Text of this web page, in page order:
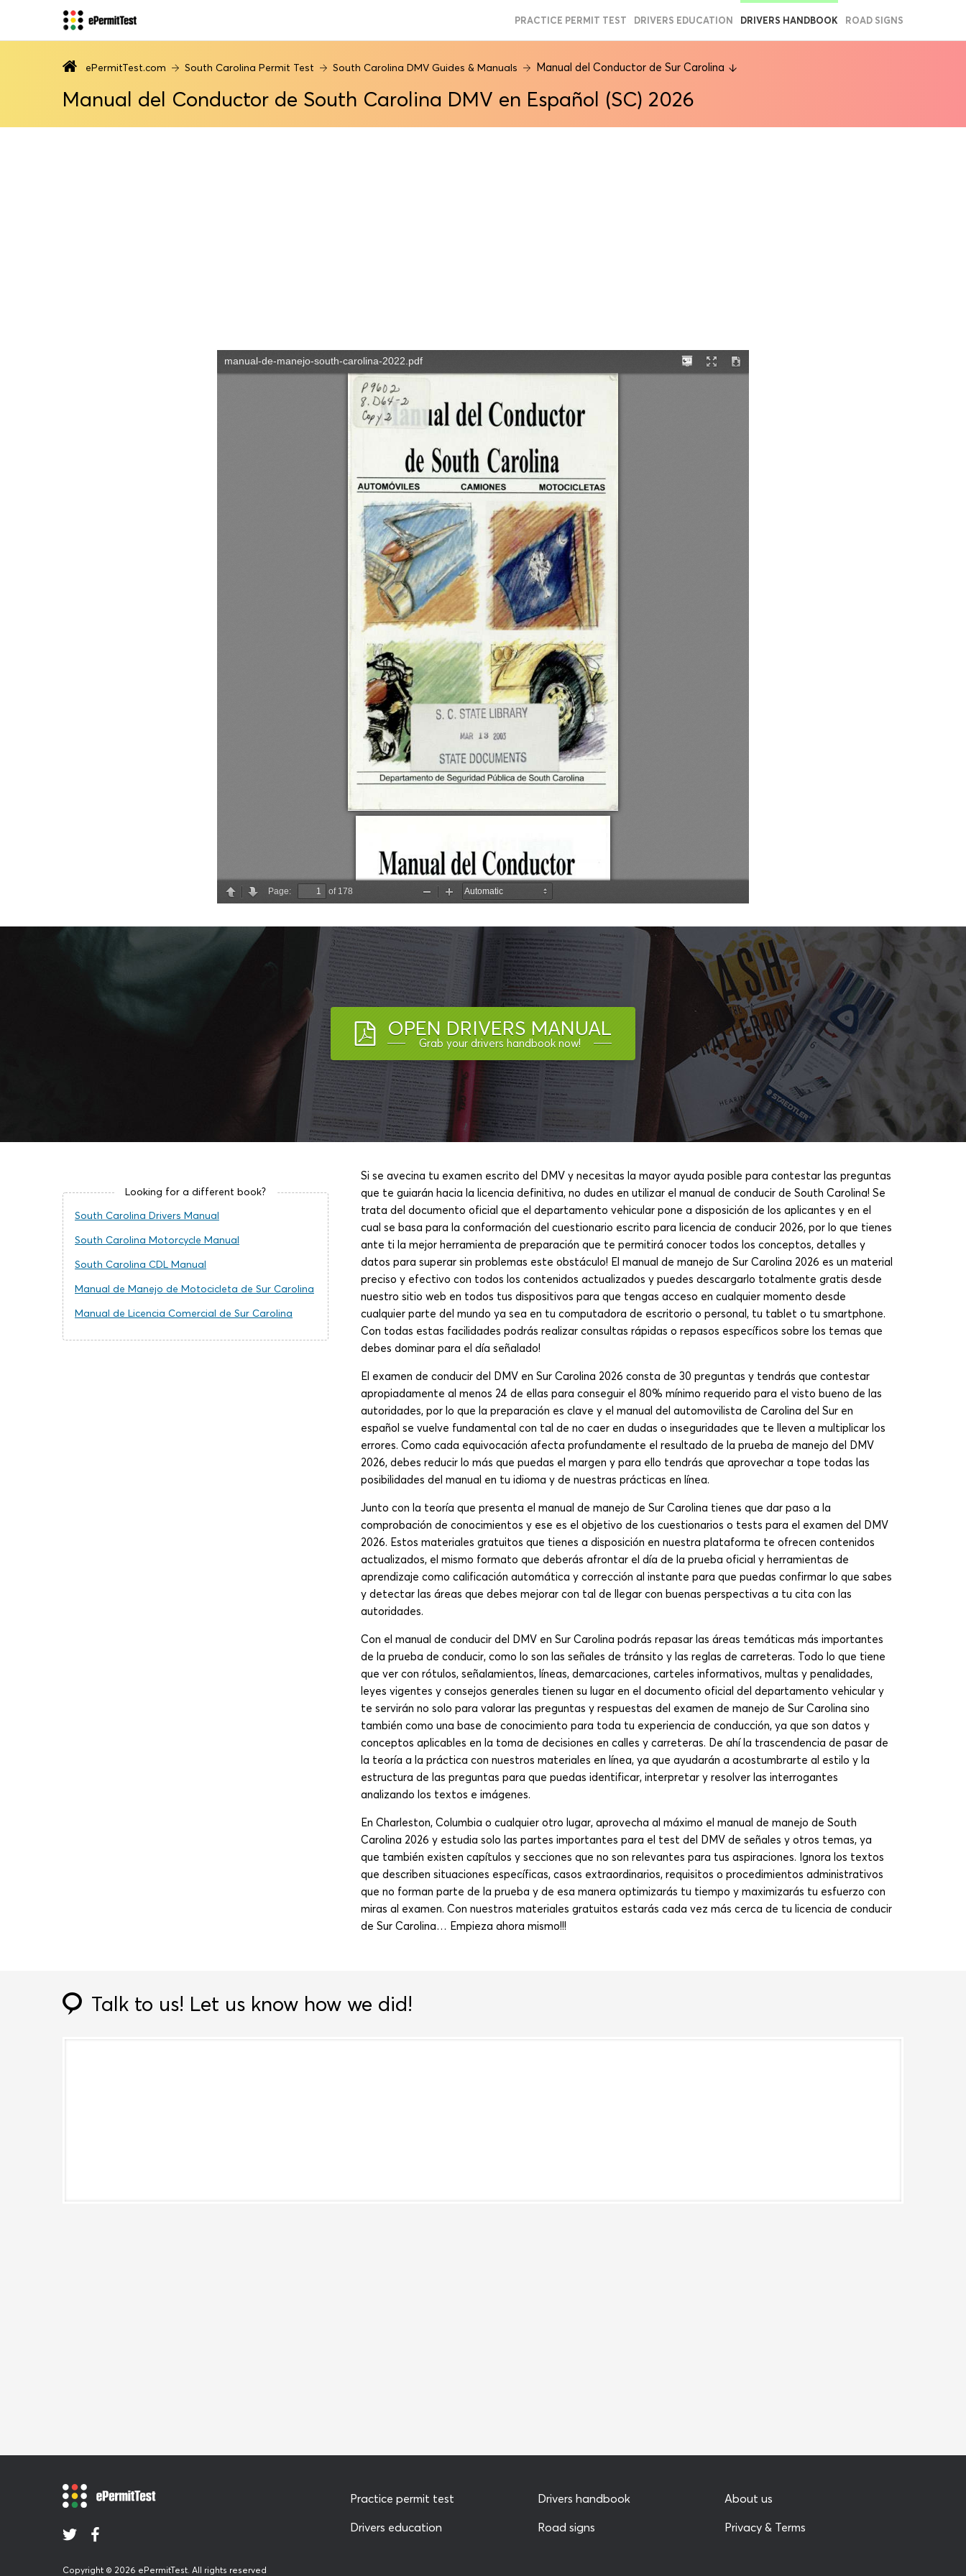
PRACTICE PERMIT TEST DRIVERS EDUCATION DRIVERS HANDBOOK ROAD SIGNS
ePermitTest.com South Carolina Permit Test South Carolina DMV Guides & Manuals Manual del Conductor de Sur Carolina
Manual del Conductor de South Carolina DMV en Español (SC) 2026
OPEN DRIVERS MANUAL
Grab your drivers handbook now!
Looking for a different book?
South Carolina Drivers Manual
South Carolina Motorcycle Manual
South Carolina CDL Manual
Manual de Manejo de Motocicleta de Sur Carolina
Manual de Licencia Comercial de Sur Carolina
Si se avecina tu examen escrito del DMV y necesitas la mayor ayuda posible para contestar las preguntas
que te guiarán hacia la licencia definitiva, no dudes en utilizar el manual de conducir de South Carolina! Se
trata del documento oficial que el departamento vehicular pone a disposición de los aplicantes y en el
cual se basa para la conformación del cuestionario escrito para licencia de conducir 2026, por lo que tienes
ante ti la mejor herramienta de preparación que te permitirá conocer todos los conceptos, detalles y
datos para superar sin problemas este obstáculo! El manual de manejo de Sur Carolina 2026 es un material
preciso y efectivo con todos los contenidos actualizados y puedes descargarlo totalmente gratis desde
nuestro sitio web en todos tus dispositivos para que tengas acceso en cualquier momento desde
cualquier parte del mundo ya sea en tu computadora de escritorio o personal, tu tablet o tu smartphone.
Con todas estas facilidades podrás realizar consultas rápidas o repasos específicos sobre los temas que
debes dominar para el día señalado!
El examen de conducir del DMV en Sur Carolina 2026 consta de 30 preguntas y tendrás que contestar
apropiadamente al menos 24 de ellas para conseguir el 80% mínimo requerido para el visto bueno de las
autoridades, por lo que la preparación es clave y el manual del automovilista de Carolina del Sur en
español se vuelve fundamental con tal de no caer en dudas o inseguridades que te lleven a multiplicar los
errores. Como cada equivocación afecta profundamente el resultado de la prueba de manejo del DMV
2026, debes reducir lo más que puedas el margen y para ello tendrás que aprovechar a tope todas las
posibilidades del manual en tu idioma y de nuestras prácticas en línea.
Junto con la teoría que presenta el manual de manejo de Sur Carolina tienes que dar paso a la
comprobación de conocimientos y ese es el objetivo de los cuestionarios o tests para el examen del DMV
2026. Estos materiales gratuitos que tienes a disposición en nuestra plataforma te ofrecen contenidos
actualizados, el mismo formato que deberás afrontar el día de la prueba oficial y herramientas de
aprendizaje como calificación automática y corrección al instante para que puedas confirmar lo que sabes
y detectar las áreas que debes mejorar con tal de llegar con buenas perspectivas a tu cita con las
autoridades.
Con el manual de conducir del DMV en Sur Carolina podrás repasar las áreas temáticas más importantes
de la prueba de conducir, como lo son las señales de tránsito y las reglas de carreteras. Todo lo que tiene
que ver con rótulos, señalamientos, líneas, demarcaciones, carteles informativos, multas y penalidades,
leyes vigentes y consejos generales tienen su lugar en el documento oficial del departamento vehicular y
te servirán no solo para valorar las preguntas y respuestas del examen de manejo de Sur Carolina sino
también como una base de conocimiento para toda tu experiencia de conducción, ya que son datos y
conceptos aplicables en la toma de decisiones en calles y carreteras. De ahí la trascendencia de pasar de
la teoría a la práctica con nuestros materiales en línea, ya que ayudarán a acostumbrarte al estilo y la
estructura de las preguntas para que puedas identificar, interpretar y resolver las interrogantes
analizando los textos e imágenes.
En Charleston, Columbia o cualquier otro lugar, aprovecha al máximo el manual de manejo de South
Carolina 2026 y estudia solo las partes importantes para el test del DMV de señales y otros temas, ya
que también existen capítulos y secciones que no son relevantes para tus aspiraciones. Ignora los textos
que describen situaciones específicas, casos extraordinarios, requisitos o procedimientos administrativos
que no forman parte de la prueba y de esa manera optimizarás tu tiempo y maximizarás tu esfuerzo con
miras al examen. Con nuestros materiales gratuitos estarás cada vez más cerca de tu licencia de conducir
de Sur Carolina… Empieza ahora mismo!!!
Talk to us! Let us know how we did!
Copyright © 2026 ePermitTest. All rights reserved
Practice permit test
Drivers education
Drivers handbook
Road signs
About us
Privacy & Terms